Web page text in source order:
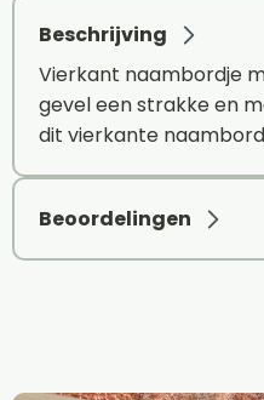
Beschrijving
Vierkant naambordje
gevel een strakke en
dit vierkante
Beoordelingen